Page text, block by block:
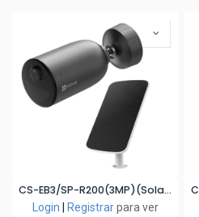
CS-EB3/SP-R200(3MP)(Solar Panel Kit)(4.2W)
Login Registrar para ver